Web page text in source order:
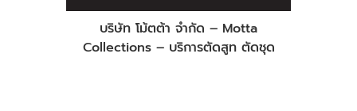
บริษัท โม้ตต้า จำกัด – Motta
Collections – บริการตัดสูท ตัดชุด